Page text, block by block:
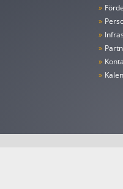
»
»
»
»
»
»